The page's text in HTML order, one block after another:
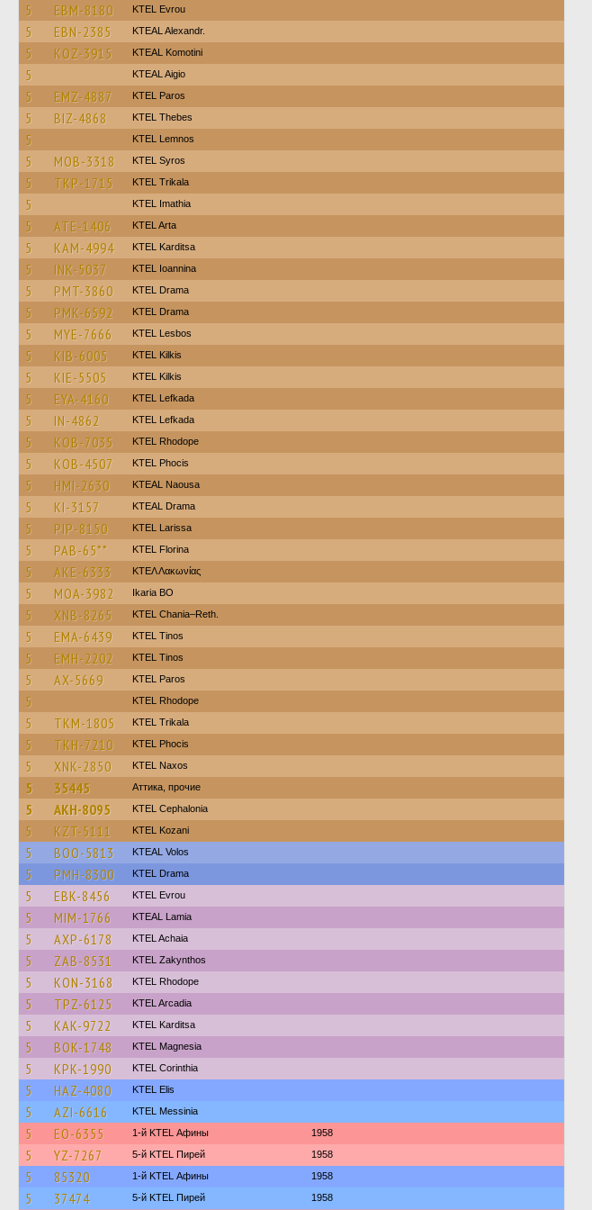
5 EBM-8180 KTEL Evrou
5 EBN-2385 KTEAL Alexandr.
5 KOZ-3915 KTEAL Komotini
5 KTEAL Aigio
5 EMZ-4887 KTEL Paros
5 BIZ-4868 KTEL Thebes
5 KTEL Lemnos
5 MOB-3318 KTEL Syros
5 TKP-1715 ΚΤΕL Τrikala
5 KTEL Imathia
5 ATE-1406 KTEL Arta
5 KAM-4994 ΚΤΕL Karditsa
5 INK-5037 KTEL Ioannina
5 PMT-3860 KTEL Drama
5 PMK-6592 KTEL Drama
5 MYE-7666 KTEL Lesbos
5 KIB-6005 KTEL Kilkis
5 KIE-5505 KTEL Kilkis
5 EYA-4160 KTEL Lefkada
5 IN-4862 KTEL Lefkada
5 KOB-7035 KTEL Rhodope
5 KOB-4507 ΚΤΕL Phocis
5 HMI-2630 KTEAL Naousa
5 KI-3157 KTEAL Drama
5 PIP-8150 KTEL Larissa
5 PAB-65** KTEL Florina
5 AKE-6333 ΚΤΕΛ Λακωνίας
5 MOA-3982 Ikaria BO
5 XNB-8265 KTEL Chania–Reth.
5 EMA-6439 KTEL Tinos
5 EMH-2202 KTEL Tinos
5 AX-5669 KTEL Paros
5 KTEL Rhodope
5 TKM-1805 ΚΤΕL Τrikala
5 TKH-7210 ΚΤΕL Phocis
5 XNK-2850 KTEL Naxos
5 35445 Аттика, прочие
5 AKH-8095 KTEL Cephalonia
5 KZT-5111 ΚΤΕL Kozani
5 BOO-5813 KTEAL Volos
5 PMH-8300 KTEL Drama
5 EBK-8456 KTEL Evrou
5 MIM-1766 KTEAL Lamia
5 AXP-6178 KTEL Achaia
5 ZAB-8531 KTEL Zakynthos
5 KON-3168 KTEL Rhodope
5 TPZ-6125 KTEL Arcadia
5 KAK-9722 ΚΤΕL Karditsa
5 BOK-1748 ΚΤΕL Magnesia
5 KPK-1990 KTEL Corinthia
5 HAZ-4080 KTEL Elis
5 AZI-6616 KTEL Messinia
5 EO-6355 1-й KTEL Афины 1958
5 YZ-7267 5-й KTEL Пирей 1958
5 85320 1-й KTEL Афины 1958
5 37474 5-й KTEL Пирей 1958